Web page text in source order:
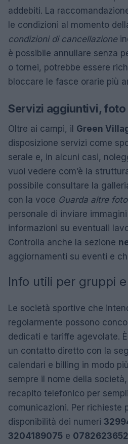
addebiti. La
le condizioni al momento
condizioni di cancellazione
è possibile annullare senza
o tornei, potrebbe essere
bloccare le fasce orarie più
Servizi aggiuntivi,
Oltre ai campi, il Green
disposizione servizi come
serale e, in alcuni casi,
vuoi vedere com’è la
possibile consultare la
con la voce Guarda altre foto
personale di inviare
informazioni su eventuali
Controlla anche la sezione
aggiornamenti su eventi e
Info utili per gruppi
Le società sportive che
regolarmente possono
dedicati e tariffe agevolate.
un contatto diretto con la
calendari e billing in modo
sempre il nome della
recapito telefonico per
comunicazioni. Per richieste
disponibilità dei numeri
3204189075 e 0782623652